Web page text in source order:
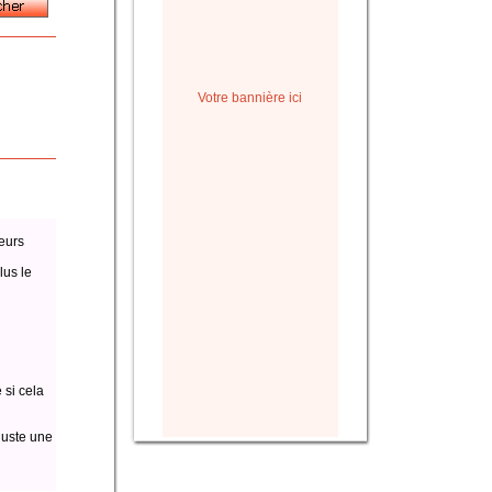
le
si cela
une
Votre bannière ici